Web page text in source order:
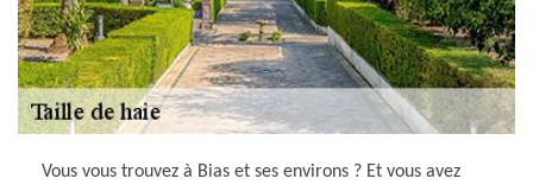
Vous vous trouvez à Bias et ses environs ? Et vous avez